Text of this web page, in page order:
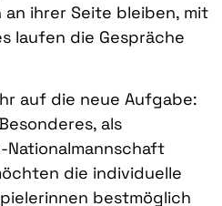
ihrer Seite bleiben, mit
laufen die Gespräche
auf die neue Aufgabe:
als
Nationalmannschaft
die individuelle
bestmöglich